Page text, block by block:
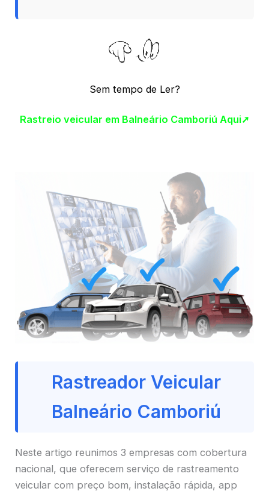
Sem tempo de Ler?
Rastreio veicular em Balneário Camboriú Aqui➚
Rastreador Veicular
Balneário Camboriú
Neste artigo reunimos 3 empresas com cobertura
nacional, que oferecem serviço de rastreamento
veicular com preço bom, instalação rápida, app